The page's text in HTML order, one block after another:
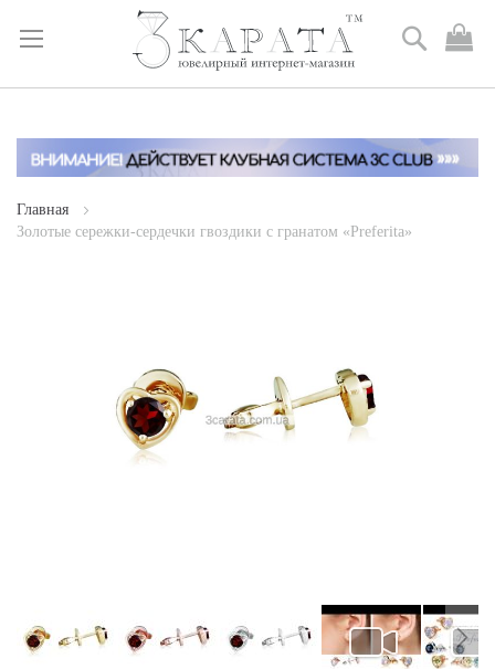
Skip
Content
Поиск
Главная
Золотые сережки-сердечки гвоздики с гранатом «Preferita»